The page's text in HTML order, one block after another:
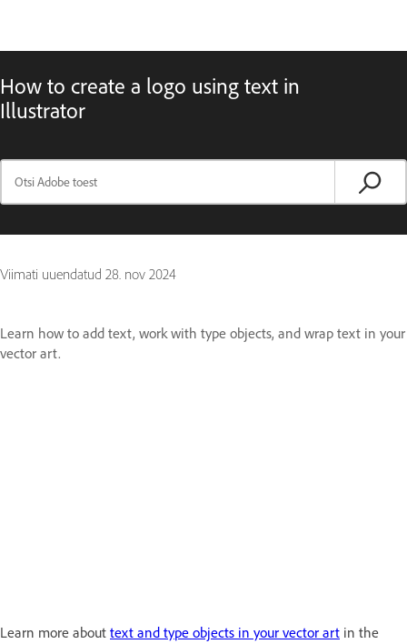
How to create a logo using text in
Illustrator
Viimati uuendatud 28. nov 2024
Learn how to add text, work with type objects, and wrap text in your
vector art.
Learn more about text and type objects in your vector art in the